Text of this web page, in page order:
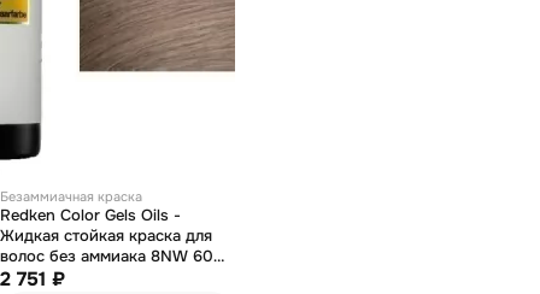
Безаммиачная краска
Redken Color Gels Oils -
Жидкая стойкая краска для
волос без аммиака 8NW 60
мл
2 751 ₽